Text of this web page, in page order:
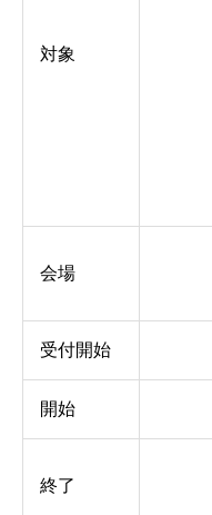
対象
会場
受付開始
開始
終了